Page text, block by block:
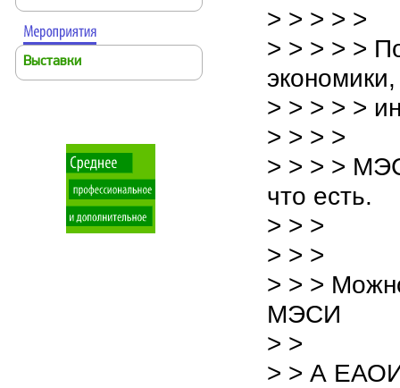
Выставки
> > > > >
> > > > >
> > > > >
> > > >
> > > >
что есть.
> > >
> > >
> > >
МЭСИ
> >
> > А